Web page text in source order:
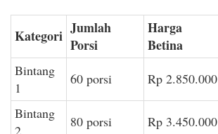
Kategori Jumlah
Porsi
Harga
Betina
Bintang
1
60 porsi Rp 2.850.000
Bintang
2
80 porsi Rp 3.450.000